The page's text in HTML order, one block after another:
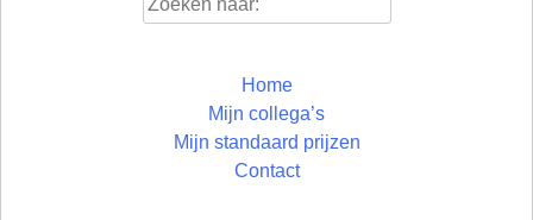
Home
Mijn collega’s
Mijn standaard prijzen
Contact